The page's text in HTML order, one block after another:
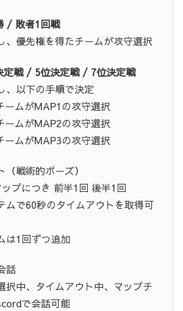
/ 敗者1回戦
、優先権を得たチームが攻守選択
戦 / 5位決定戦 / 7位決定戦
、以下の手順で決定
ームがMAP1の攻守選択
ームがMAP2の攻守選択
ームがMAP3の攻守選択
戦術的ポーズ）
プにつき 前半1回 後半1回
ムで60秒のタイムアウトを取得可
は1回ずつ追加
話
択中、タイムアウト中、マップチ
で会話可能